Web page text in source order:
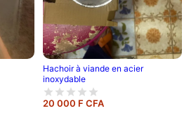
Hachoir à viande en acier
inoxydable
20 000 F CFA